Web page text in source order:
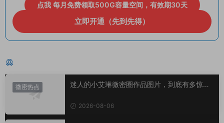
点我 每月免费领取500G容量空间，有效期30天
立即开通（先到先得）
微密热点
迷人的小艾琳微密圈作品图片，到底有多惊
2026-08-06